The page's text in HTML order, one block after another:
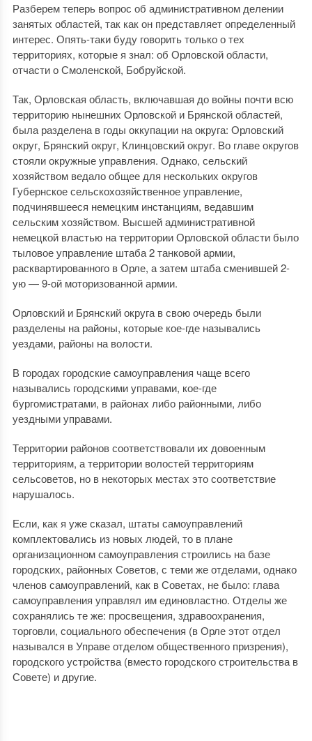
Разберем теперь вопрос об административном делении
занятых областей, так как он представляет определенный
интерес. Опять-таки буду говорить только о тех
территориях, которые я знал: об Орловской области,
отчасти о Смоленской, Бобруйской.
Так, Орловская область, включавшая до войны почти всю
территорию нынешних Орловской и Брянской областей,
была разделена в годы оккупации на округа: Орловский
округ, Брянский округ, Клинцовский округ. Во главе округов
стояли окружные управления. Однако, сельский
хозяйством ведало общее для нескольких округов
Губернское сельскохозяйственное управление,
подчинявшееся немецким инстанциям, ведавшим
сельским хозяйством. Высшей административной
немецкой властью на территории Орловской области было
тыловое управление штаба 2 танковой армии,
расквартированного в Орле, а затем штаба сменившей 2-
ую — 9-ой моторизованной армии.
Орловский и Брянский округа в свою очередь были
разделены на районы, которые кое-где назывались
уездами, районы на волости.
В городах городские самоуправления чаще всего
назывались городскими управами, кое-где
бургомистратами, в районах либо районными, либо
уездными управами.
Территории районов соответствовали их довоенным
территориям, а территории волостей территориям
сельсоветов, но в некоторых местах это соответствие
нарушалось.
Если, как я уже сказал, штаты самоуправлений
комплектовались из новых людей, то в плане
организационном самоуправления строились на базе
городских, районных Советов, с теми же отделами, однако
членов самоуправлений, как в Советах, не было: глава
самоуправления управлял им единовластно. Отделы же
сохранялись те же: просвещения, здравоохранения,
торговли, социального обеспечения (в Орле этот отдел
назывался в Управе отделом общественного призрения),
городского устройства (вместо городского строительства в
Совете) и другие.